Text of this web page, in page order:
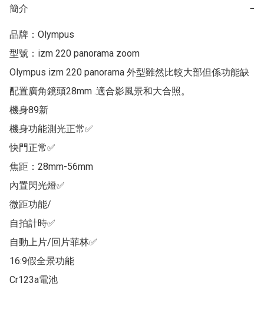
簡介 −
品牌：Olympus
型號：izm 220 panorama zoom
Olympus izm 220 panorama 外型雖然比較大部但係功能缺
配置廣角鏡頭28mm .適合影風景和大合照。
機身89新
機身功能測光正常✅
快門正常✅
焦距：28mm-56mm
內置閃光燈✅
微距功能/
自拍計時✅
自動上片/回片菲林✅
16:9假全景功能
Cr123a電池